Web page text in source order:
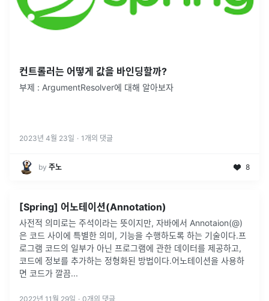
컨트롤러는 어떻게 값을 바인딩할까?
부제 : ArgumentResolver에 대해 알아보자
2023년 4월 23일 · 1 개의 댓글
by 주노 8
[Spring] 어노테이션(Annotation)
사전적 의미로는 주석이라는 뜻이지만, 자바에서 Annotaion(@)
은 코드 사이에 특별한 의미, 기능을 수행하도록 하는 기술이다.프
로그램 코드의 일부가 아닌 프로그램에 관한 데이터를 제공하고,
코드에 정보를 추가하는 정형화된 방법이다.어노테이션을 사용하
면 코드가 깔끔...
2022년 11월 29일 · 0개의 댓글